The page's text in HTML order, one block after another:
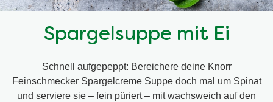
Spargelsuppe mit Ei
Schnell aufgepeppt: Bereichere deine Knorr
Feinschmecker Spargelcreme Suppe doch mal um Spinat
und serviere sie – fein püriert – mit wachsweich auf den